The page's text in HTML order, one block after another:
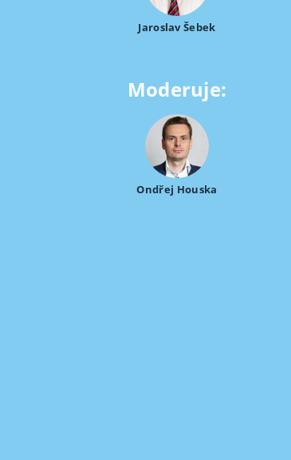
Jaroslav Šebek
Moderuje:
Ondřej Houska